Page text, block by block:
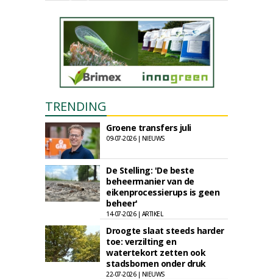
TRENDING
Groene transfers juli
09-07-2026 | NIEUWS
De Stelling: 'De beste
beheermanier van de
eikenprocessierups is geen
beheer'
14-07-2026 | ARTIKEL
Droogte slaat steeds harder
toe: verzilting en
watertekort zetten ook
stadsbomen onder druk
22-07-2026 | NIEUWS